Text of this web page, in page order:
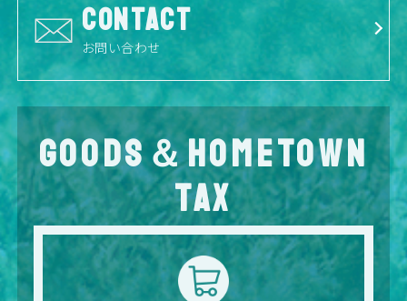
CONTACT
お問い合わせ
GOODS＆HOMETOWN
TAX